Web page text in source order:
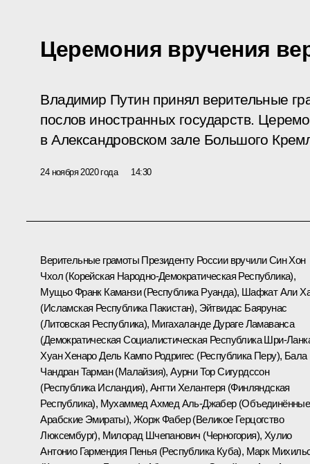
Церемония вручения
Владимир Путин принял верительные
послов иностранных государств.
в Александровском зале Большого
24 ноября 2020 года 14:30
Верительные грамоты Президенту России вручили Син Хон
Чхол (Корейская Народно-Демократическая Республика),
Мущьо Франк Каманзи (Республика Руанда), Шафкат Али
(Исламская Республика Пакистан), Эйтвидас Баярунас
(Литовская Республика), Мигахаланде Дураге Ламаванса
(Демократическая Социалистическая Республика Шри-
Хуан Хенаро Дель Кампо Родригес (Республика Перу), Бала
Чандран Тарман (Малайзия), Аурни Тор Сигурдссон
(Республика Исландия), Антти Хелантеря (Финляндская
Республика), Мухаммед Ахмед Аль-Джабер (Объединённые
Арабские Эмираты), Жорж Фабер (Великое Герцогство
Люксембург), Милорад Шчепанович (Черногория), Хулио
Антонио Гармендия Пенья (Республика Куба), Марк